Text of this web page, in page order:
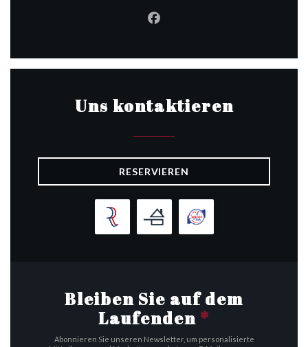
Facebook ((öffnet ein
Uns kontaktieren
RESERVIEREN
Bleiben Sie auf dem
Laufenden *
Abonnieren Sie unseren Newsletter, um personalisierte